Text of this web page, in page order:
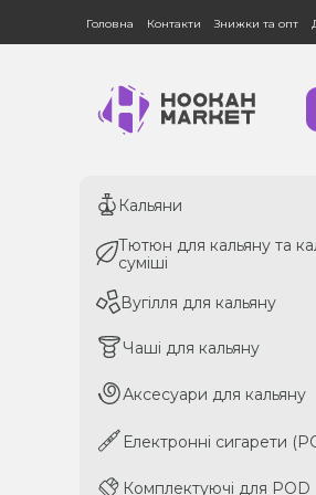
Головна Контакти Знижки та опт
Кальяни
Тютюн для кальяну та
суміші
Вугілля для кальяну
Чаші для кальяну
Аксесуари для кальяну
Електронні сигарети
Комплектуючі для POD
Кальяни
Тютюн для кальяну та
суміші
Вугілля для кальяну
Чаші для кальяну
Аксесуари для кальяну
Електронні сигарети
Комплектуючі для POD